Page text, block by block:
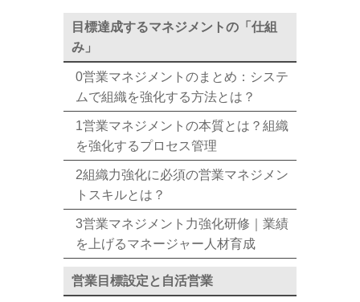
目標達成するマネジメントの「仕組
み」
0営業マネジメントのまとめ：システ
ムで組織を強化する方法とは？
1営業マネジメントの本質とは？組織
を強化するプロセス管理
2組織力強化に必須の営業マネジメン
トスキルとは？
3営業マネジメント力強化研修｜業績
を上げるマネージャー人材育成
営業目標設定と自活営業